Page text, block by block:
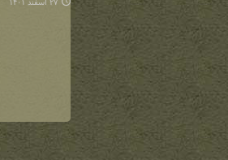
۲۷ اسفند ۱۴۰۱